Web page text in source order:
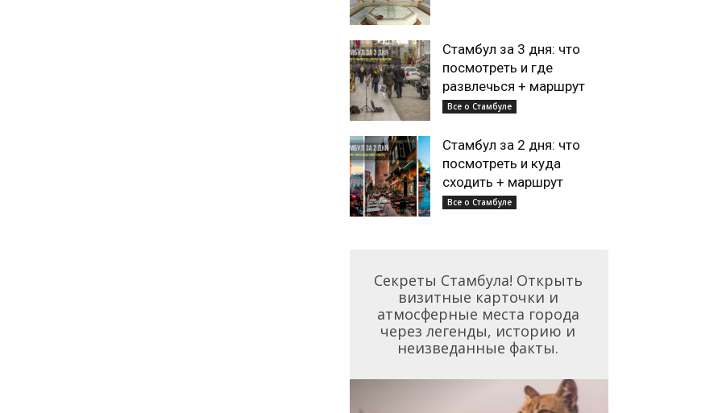
Стамбул за 3 дня: что
посмотреть и где
развлечься + маршрут
Все о Стамбуле
Стамбул за 2 дня: что
посмотреть и куда
сходить + маршрут
Все о Стамбуле
Секреты Стамбула! Открыть
визитные карточки и
атмосферные места города
через легенды, историю и
неизведанные факты.